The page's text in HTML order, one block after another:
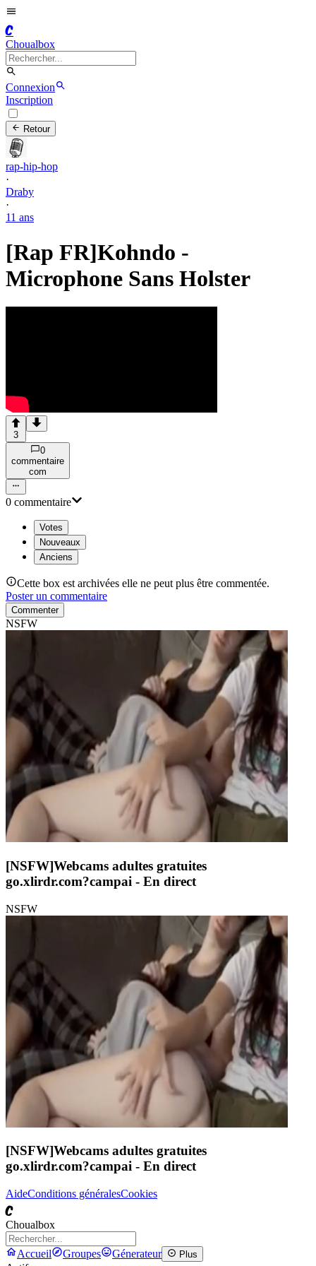
C
Choualbox
Connexion
Inscription
Retour
rap-hip-hop
·
Draby
·
11 ans
[Rap FR]Kohndo -
Microphone Sans Holster
3
0
commentaire
com
0 commentaire
Votes
Nouveaux
Anciens
Cette box est archivées elle ne peut plus être commentée.
Poster un commentaire
Commenter
NSFW
[NSFW]Webcams adultes gratuites
go.xlirdr.com?campai - En direct
NSFW
[NSFW]Webcams adultes gratuites
go.xlirdr.com?campai - En direct
AideConditions généralesCookies
C
Choualbox
Accueil Groupes Génerateur Plus